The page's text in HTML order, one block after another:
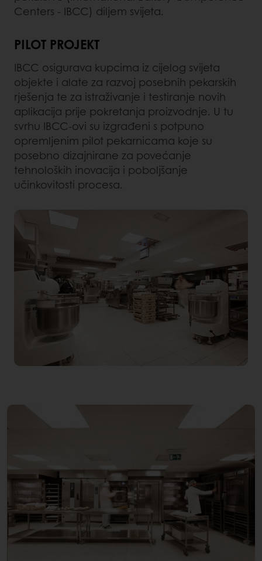
Centers - IBCC) diljem svijeta.
PILOT PROJEKT
IBCC osigurava kupcima iz cijelog svijeta
objekte i alate za razvoj posebnih pekarskih
rješenja te za istraživanje i testiranje novih
aplikacija prije pokretanja proizvodnje. U tu
svrhu IBCC-ovi su izgrađeni s potpuno
opremljenim pilot pekarnicama koje su
posebno dizajnirane za povećanje
tehnoloških inovacija i poboljšanje
učinkovitosti procesa.